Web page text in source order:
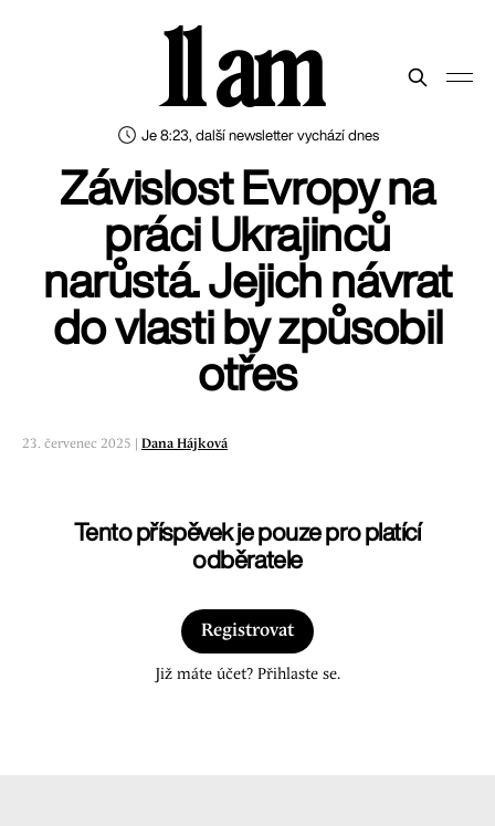
Je 8:23, další newsletter vychází dnes
11 am
Závislost Evropy na
práci Ukrajinců
narůstá. Jejich návrat
do vlasti by způsobil
otřes
23. červenec 2025 | Dana Hájková
Tento příspěvek je pouze pro platící
odběratele
Registrovat
Již máte účet? Přihlaste se.